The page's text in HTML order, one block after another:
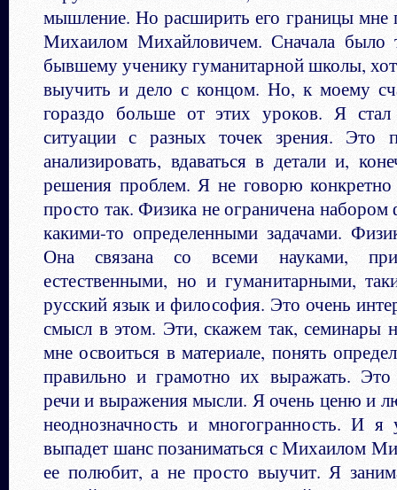
мышление. Но расширить его границы мне
Михаилом Михайловичем. Сначала было
бывшему ученику гуманитарной школы,
выучить и дело с концом. Но, к моему
гораздо больше от этих уроков. Я стал
ситуации с разных точек зрения. Это
анализировать, вдаваться в детали и,
решения проблем. Я не говорю
просто так. Физика не ограничена
какими-то определенными задачами.
Она связана со всеми науками,
естественными, но и гуманитарными,
русский язык и философия. Это очень
смысл в этом. Эти, скажем так, семинары
мне освоиться в материале, понять
правильно и грамотно их выражать. Это
речи и выражения мысли. Я очень ценю и
неоднозначность и многогранность. И я
выпадет шанс позаниматься с Михаилом
ее полюбит, а не просто выучит. Я